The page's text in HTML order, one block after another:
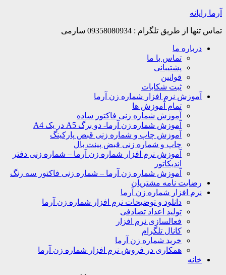
Skip
content
آرما رایانه
تماس تنها از طریق تلگرام : 09358080934 سارمی
درباره ما
تماس با ما
پشتیبانی
قوانین
ثبت شکایات
آموزش نرم افزار شماره زن آرما
تمام آموزش ها
آموزش شماره زنی فاکتور ساده
آموزش شماره زن آرما- دو برگ A5 در یک A4
آموزش چاپ و شماره زنی قبض پارکینگ
چاپ و شماره زنی قبض پینت بال
آموزش نرم افزار شماره زن آرما – شماره زنی دفتر
اندیکاتور
آموزش شماره زن آرما – شماره زنی فاکتور سه رنگ
رضایت نامه مشتریان
نرم افزار شماره زن آرما
دانلود و توضیحات نرم افزار شماره زن آرما
تولید اعداد تصادفی
فعالسازی نرم افزار
کانال تلگرام
خرید شماره زن آرما
همکاری در فروش نرم افزار شماره زن آرما
خانه